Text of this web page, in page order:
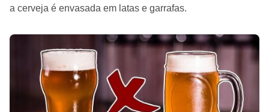
a cerveja é envasada em latas e garrafas.